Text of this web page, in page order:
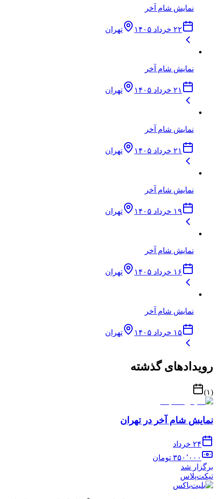
نمایش شام آخر
۲۲ خرداد ۱۴۰۵ تهران
نمایش شام آخر
۲۱ خرداد ۱۴۰۵ تهران
نمایش شام آخر
۲۱ خرداد ۱۴۰۵ تهران
نمایش شام آخر
۱۹ خرداد ۱۴۰۵ تهران
نمایش شام آخر
۱۶ خرداد ۱۴۰۵ تهران
نمایش شام آخر
۱۵ خرداد ۱۴۰۵ تهران
رویدادهای گذشته
(۱)
نمایش شام آخر در تهران
۲۴ خرداد
۳۵۰٬۰۰۰ تومان
برگزار شد
تیکت‌پلاس